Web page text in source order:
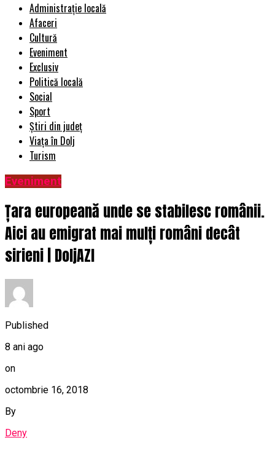
Administrație locală
Afaceri
Cultură
Eveniment
Exclusiv
Politică locală
Social
Sport
Știri din județ
Viața în Dolj
Turism
Eveniment
Țara europeană unde se stabilesc românii.
Aici au emigrat mai mulți români decât
sirieni | DoljAZI
Published
8 ani ago
on
octombrie 16, 2018
By
Deny